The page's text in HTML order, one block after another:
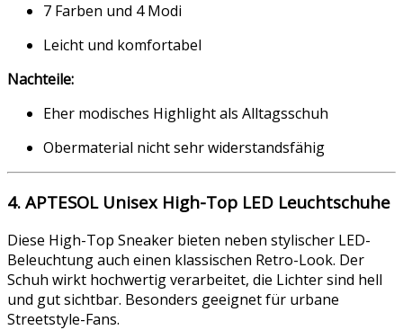
7 Farben und 4 Modi
Leicht und komfortabel
Nachteile:
Eher modisches Highlight als Alltagsschuh
Obermaterial nicht sehr widerstandsfähig
4. APTESOL Unisex High-Top LED Leuchtschuhe
Diese High-Top Sneaker bieten neben stylischer LED-
Beleuchtung auch einen klassischen Retro-Look. Der
Schuh wirkt hochwertig verarbeitet, die Lichter sind hell
und gut sichtbar. Besonders geeignet für urbane
Streetstyle-Fans.